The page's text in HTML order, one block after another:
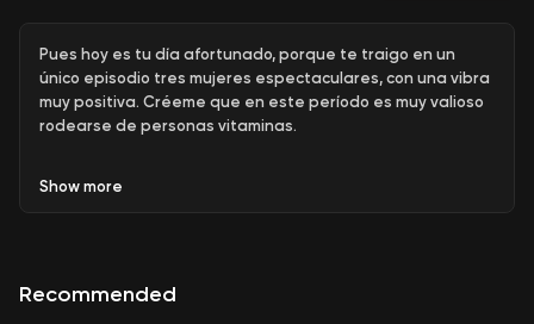
Pues hoy es tu día afortunado, porque te traigo en un
único episodio tres mujeres espectaculares, con una vibra
muy positiva. Créeme que en este período es muy valioso
rodearse de personas vitaminas.
entender estos movimientos que transmiten paz y
Show more
Recommended